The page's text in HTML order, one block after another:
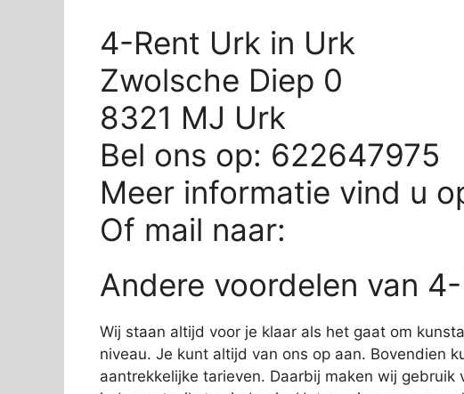
4-Rent Urk in Urk
Zwolsche Diep 0
8321 MJ Urk
Bel ons op: 622647975
Meer informatie vind u
Of mail naar:
Andere voordelen van
Wij staan altijd voor je klaar als het gaat om
niveau. Je kunt altijd van ons op aan. Bovendien
aantrekkelijke tarieven. Daarbij maken wij